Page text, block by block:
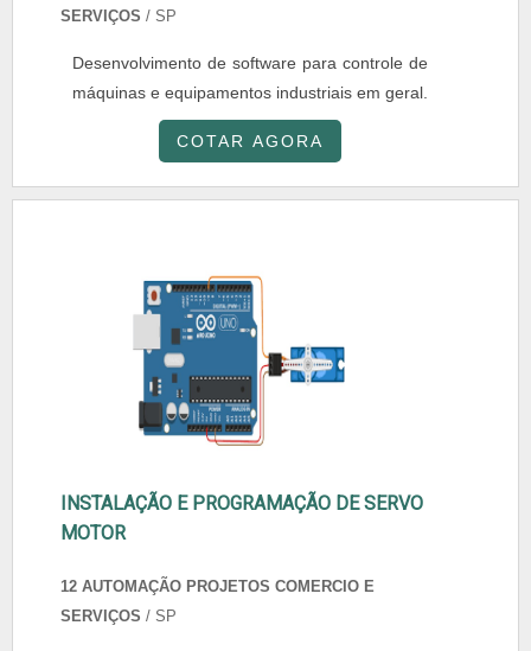
SERVIÇOS / SP
Desenvolvimento de software para controle de
máquinas e equipamentos industriais em geral.
COTAR AGORA
INSTALAÇÃO E PROGRAMAÇÃO DE SERVO
MOTOR
12 AUTOMAÇÃO PROJETOS COMERCIO E
SERVIÇOS / SP